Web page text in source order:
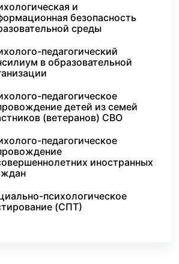
и
безопасность
среды
педагогический
в образовательной
педагогическое
детей из семей
(ветеранов) СВО
педагогическое
иностранных
психологическое
(СПТ)